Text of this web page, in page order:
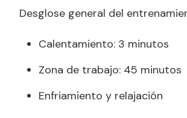
Desglose general del
Calentamiento: 3 minutos
Zona de trabajo: 45 minutos
Enfriamiento y relajación